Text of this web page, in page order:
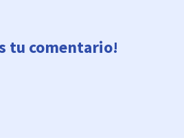
tu comentario!